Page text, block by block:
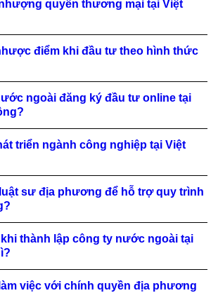
quyền thương mại tại Việt
điểm khi đầu tư theo hình thức
ngoài đăng ký đầu tư online tại
triển ngành công nghiệp tại Việt
sư địa phương để hỗ trợ quy trình
thành lập công ty nước ngoài tại
việc với chính quyền địa phương